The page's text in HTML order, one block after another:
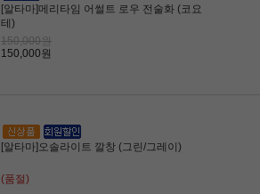
[알타마]메리타임 어썰트 로우 전술화 (코요
테)
150,000원
150,000원
[알타마]오솔라이트 깔창 (그린/그레이)
(품절)